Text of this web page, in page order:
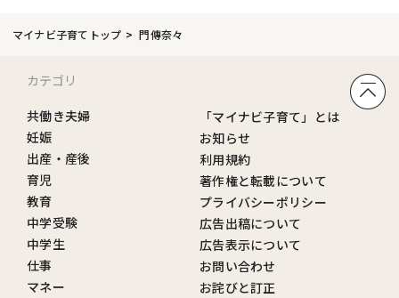
マイナビ子育てトップ 門傳奈々
カテゴリ
共働き夫婦
妊娠
出産・産後
育児
教育
中学受験
中学生
仕事
マネー
「マイナビ子育て」とは
お知らせ
利用規約
著作権と転載について
プライバシーポリシー
広告出稿について
広告表示について
お問い合わせ
お詫びと訂正